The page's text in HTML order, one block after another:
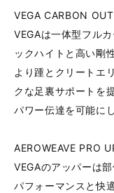
VEGA CARBON
VEGAは一体型フル
ックハイトと高い剛
より踵とクリートエ
クな足裏サポートを
パワー伝達を可能に
AEROWEAVE PRO
VEGAのアッパーは
パフォーマンスと快